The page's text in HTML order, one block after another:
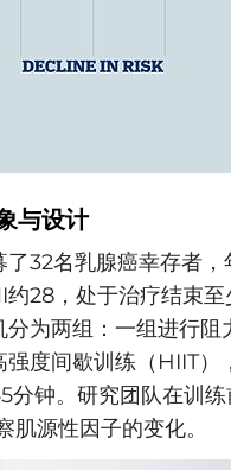
与设计
了32名乳腺癌幸存者，
28，处于治疗结束
分为两组：一组进行阻
强度间歇训练（HIIT）
分钟。研究团队在训
源性因子的变化。